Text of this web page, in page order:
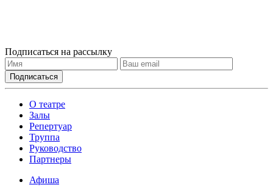
Подписаться на рассылку
О театре
Залы
Репертуар
Труппа
Руководство
Партнеры
Афиша